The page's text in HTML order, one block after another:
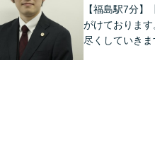
【福島駅7分
がけておりま
尽くしていきま